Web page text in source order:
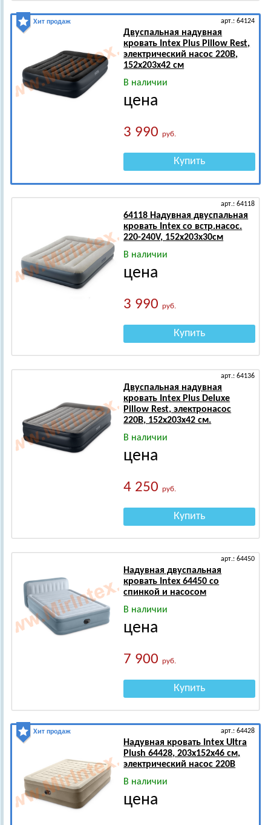
Хит продаж арт.: 64124
Двуспальная надувная
кровать Intex Plus Pillow Rest,
электрический насос 220B,
152х203х42 см
В наличии
цена
3 990руб.
Купить
арт.: 64118
64118 Надувная двуспальная
кровать Intex со встр.насос.
220-240V, 152х203х30см
В наличии
цена
3 990руб.
Купить
арт.: 64136
Двуспальная надувная
кровать Intex Plus Deluxe
Pillow Rest, электронасос
220B, 152х203х42 см.
В наличии
цена
4 250руб.
Купить
арт.: 64450
Надувная двуспальная
кровать Intex 64450 со
спинкой и насосом
В наличии
цена
7 900руб.
Купить
Хит продаж арт.: 64428
Надувная кровать Intex Ultra
Plush 64428, 203х152х46 см,
электрический насос 220В
В наличии
цена